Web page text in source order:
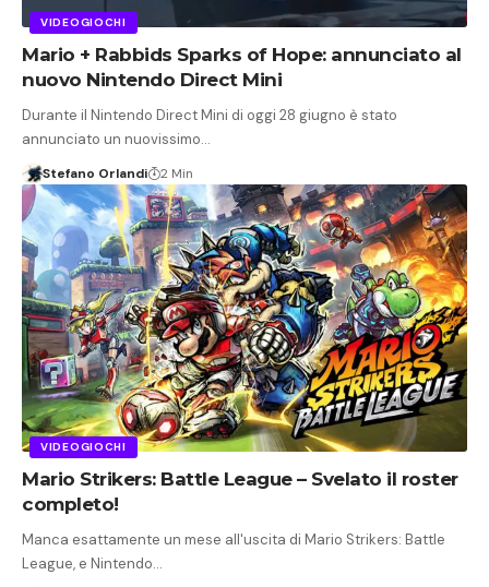
VIDEOGIOCHI
Mario + Rabbids Sparks of Hope: annunciato al
nuovo Nintendo Direct Mini
Durante il Nintendo Direct Mini di oggi 28 giugno è stato
annunciato un nuovissimo…
Stefano Orlandi 2 Min
VIDEOGIOCHI
Mario Strikers: Battle League – Svelato il roster
completo!
Manca esattamente un mese all'uscita di Mario Strikers: Battle
League, e Nintendo…